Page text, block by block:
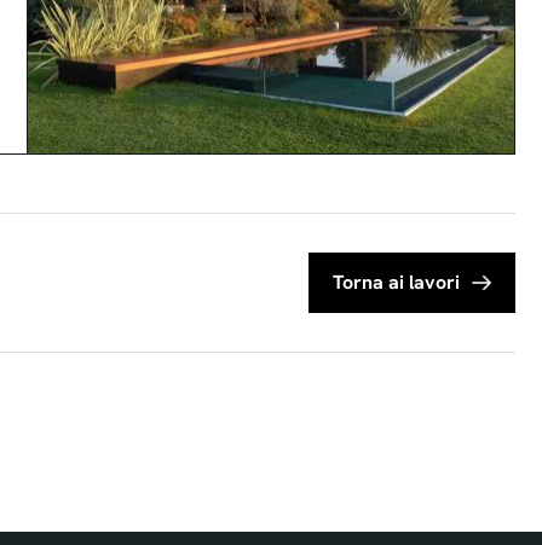
Torna ai lavori